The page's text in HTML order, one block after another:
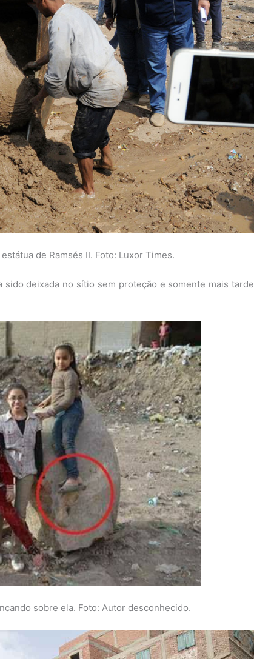
de Ramsés II. Foto: Luxor Times.
deixada no sítio sem proteção e somente mais tarde
sobre ela. Foto: Autor desconhecido.